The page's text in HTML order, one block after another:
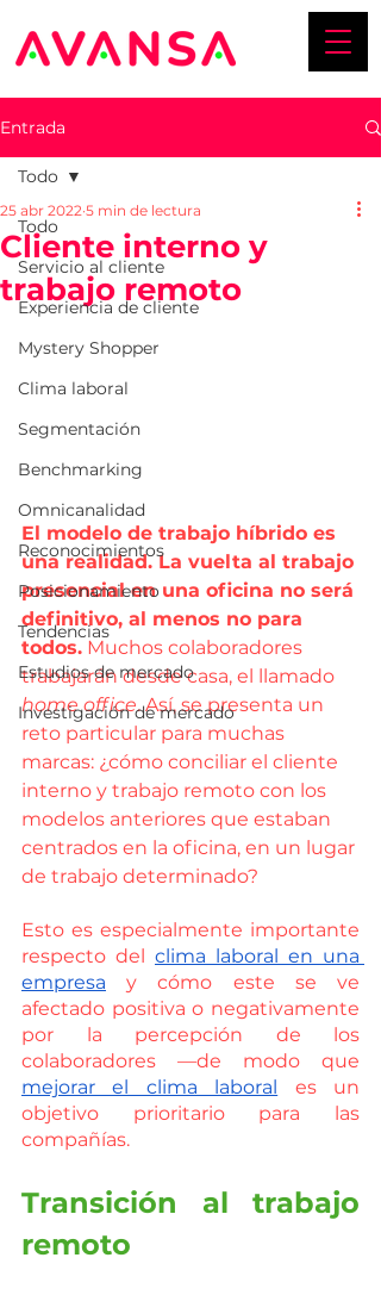
Entrada
Todo
Servicio al cliente
Experiencia de cliente
Mystery Shopper
Clima laboral
Segmentación
Benchmarking
Omnicanalidad
Reconocimientos
Posicionamiento
Tendencias
Estudios de mercado
Investigación de mercado
Todo
Cliente interno y
trabajo remoto
25 abr 2022 5 min de lectura
El modelo de trabajo híbrido es
una realidad. La vuelta al trabajo
presencial en una oficina no será
definitivo, al menos no para
todos. Muchos colaboradores
trabajarán desde casa, el llamado
home office. Así, se presenta un
reto particular para muchas
marcas: ¿cómo conciliar el cliente
interno y trabajo remoto con los
modelos anteriores que estaban
centrados en la oficina, en un lugar
de trabajo determinado?
Esto es especialmente importante
respecto del clima laboral en una
empresa y cómo este se ve
afectado positiva o negativamente
por la percepción de los
mejorar el clima laboral es un
objetivo prioritario para las
compañías.
Transición al trabajo
remoto